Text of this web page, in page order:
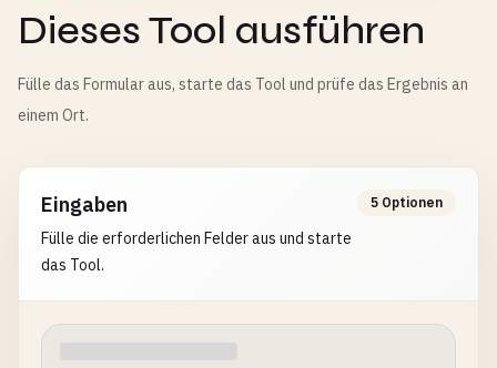
Dieses Tool ausführen
Fülle das Formular aus, starte das Tool und prüfe das Ergebnis an
einem Ort.
Eingaben
Fülle die erforderlichen Felder aus und starte
das Tool.
5 Optionen